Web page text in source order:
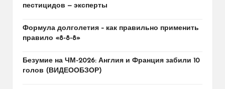
пестицидов — эксперты
Формула долголетия – как правильно применить
правило «8-8-8»
Безумие на ЧМ-2026: Англия и Франция забили 10
голов (ВИДЕООБЗОР)